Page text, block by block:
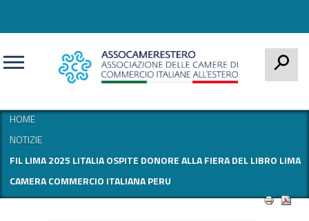
HOME
NOTIZIE
FIL LIMA 2025 LITALIA OSPITE DONORE ALLA FIERA DEL LIBRO LIMA
CAMERA COMMERCIO ITALIANA PERU